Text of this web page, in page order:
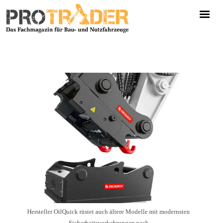
Hersteller OilQuick rüstet auch ältere Modelle mit modernsten